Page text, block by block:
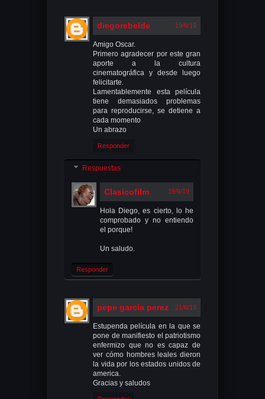
diegorebelde 19/6/19
Amigo Oscar.
Primero agradecer por este gran
aporte a la cultura
cinematográfica y desde luego
felicitarte.
Lamentablemente esta película
tiene demasiados problemas
para reproducirse, se detiene a
cada momento
Un abrazo
Responder
Respuestas
Clasicofilm 19/6/19
Hola Diego, es cierto, lo he
comprobado y no entiendo
el porque!
Un saludo.
Responder
pepe garcia perez 21/6/19
Estupenda película en la que se
pone de manifiesto el patriotismo
enfermizo que no es capaz de
ver cómo hombres leales dieron
la vida por los estados unidos de
america.
Gracias y saludos